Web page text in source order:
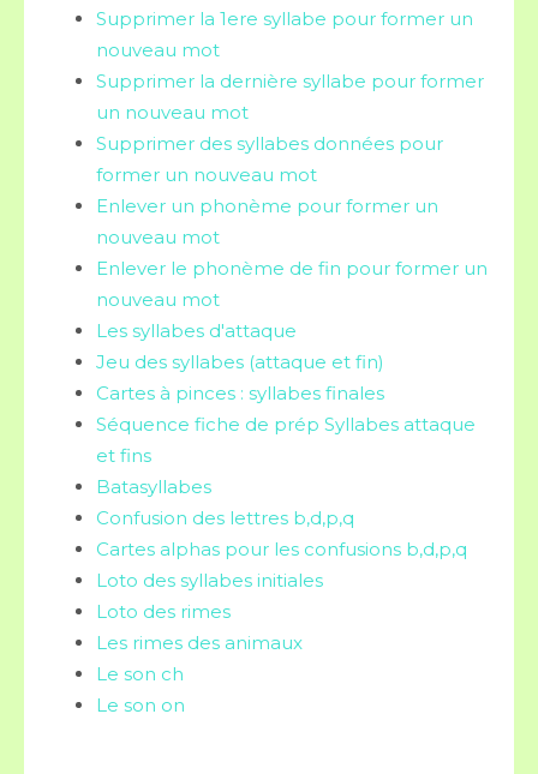
Supprimer la 1ere syllabe pour former un
nouveau mot
Supprimer la dernière syllabe pour former
un nouveau mot
Supprimer des syllabes données pour
former un nouveau mot
Enlever un phonème pour former un
nouveau mot
Enlever le phonème de fin pour former un
nouveau mot
Les syllabes d'attaque
Jeu des syllabes (attaque et fin)
Cartes à pinces : syllabes finales
Séquence fiche de prép Syllabes attaque
et fins
Batasyllabes
Confusion des lettres b,d,p,q
Cartes alphas pour les confusions b,d,p,q
Loto des syllabes initiales
Loto des rimes
Les rimes des animaux
Le son ch
Le son on